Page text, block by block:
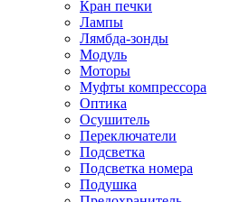
Кран печки
Лампы
Лямбда-зонды
Модуль
Моторы
Муфты компрессора
Оптика
Осушитель
Переключатели
Подсветка
Подсветка номера
Подушка